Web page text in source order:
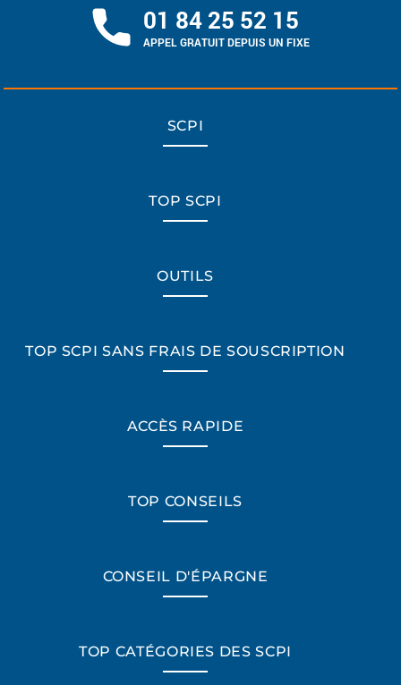
01 84 25 52 15
APPEL GRATUIT DEPUIS UN FIXE
SCPI
TOP SCPI
OUTILS
TOP SCPI SANS FRAIS DE SOUSCRIPTION
ACCÈS RAPIDE
TOP CONSEILS
CONSEIL D'ÉPARGNE
TOP CATÉGORIES DES SCPI